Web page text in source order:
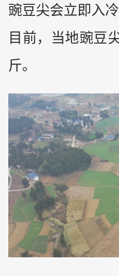
豌豆尖会立即入
目前，当地豌豆
斤。